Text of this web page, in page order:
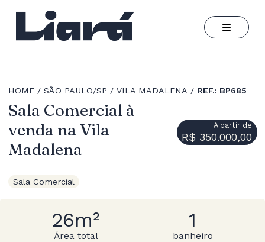
HOME SÃO PAULO/SP VILA MADALENA REF.: BP685
Sala Comercial à
venda na Vila
Madalena
A partir de
R$ 350.000,00
Sala Comercial
26m²
Área total
1
banheiro